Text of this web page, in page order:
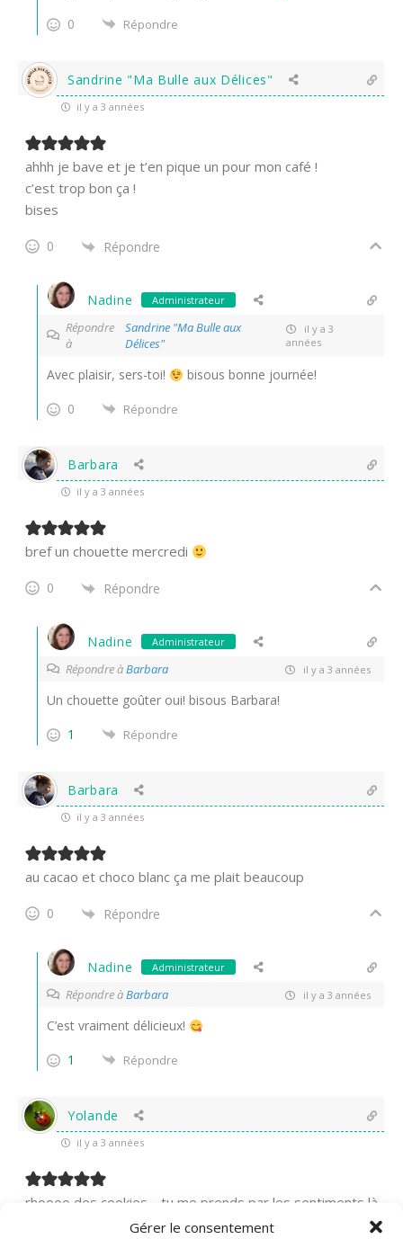
Gérer le consentement
0
Répondre
Sandrine "Ma Bulle aux Délices"
il y a 3 années
ahhh je bave et je t’en pique un pour mon café !
c’est trop bon ça !
bises
0 Répondre
Nadine Administrateur
Répondre
à
Sandrine "Ma Bulle aux
Délices"
il y a 3
années
Avec plaisir, sers-toi!
bisous bonne journée!
0
Répondre
Barbara
il y a 3 années
bref un chouette mercredi
0 Répondre
Nadine Administrateur
Répondre àBarbara il y a 3 années
Un chouette goûter oui! bisous Barbara!
1
Répondre
Barbara
il y a 3 années
au cacao et choco blanc ça me plait beaucoup
0 Répondre
Nadine Administrateur
Répondre àBarbara il y a 3 années
C’est vraiment délicieux!
1
Répondre
Yolande
il y a 3 années
rhoooo des cookies… tu me prends par les sentiments là..